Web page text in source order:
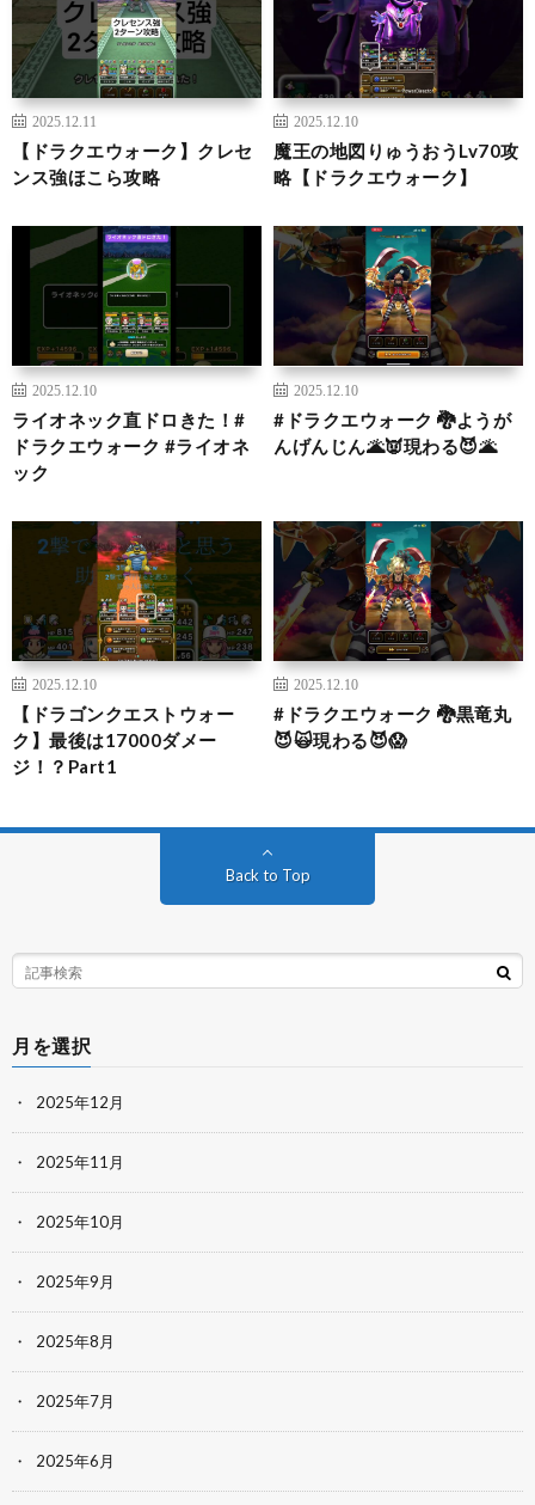
2025.12.11
【ドラクエウォーク】クレセ
ンス強ほこら攻略
2025.12.10
魔王の地図りゅうおうLv70攻
略【ドラクエウォーク】
2025.12.10
ライオネック直ドロきた！#
ドラクエウォーク #ライオネ
ック
2025.12.10
#ドラクエウォーク 🐉ようが
んげんじん🌋👿現わる😈🌋
2025.12.10
【ドラゴンクエストウォー
ク】最後は17000ダメー
ジ！？Part1
2025.12.10
#ドラクエウォーク 🐉黒竜丸
😈🙀現わる😈😱
Back to Top
月を選択
2025年12月
2025年11月
2025年10月
2025年9月
2025年8月
2025年7月
2025年6月